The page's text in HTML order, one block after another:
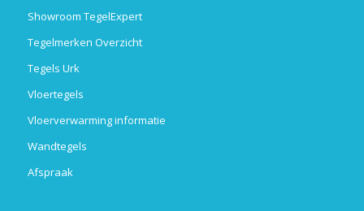
Showroom TegelExpert
Tegelmerken Overzicht
Tegels Urk
Vloertegels
Vloerverwarming informatie
Wandtegels
Afspraak